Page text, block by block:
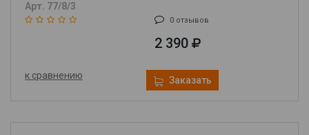
Арт. 77/8/3
0 отзывов
2 390
к сравнению Заказать